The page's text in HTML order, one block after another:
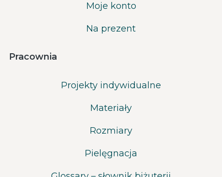
Moje konto
Na prezent
Pracownia
Projekty indywidualne
Materiały
Rozmiary
Pielęgnacja